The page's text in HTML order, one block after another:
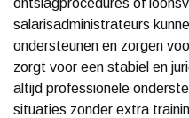
salarisadministrateurs
ondersteunen en zorgen
zorgt voor een stabiel en
altijd professionele
situaties zonder extra